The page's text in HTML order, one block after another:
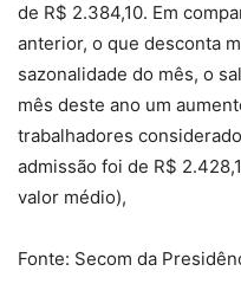
de R$ 2.384,10. Em
anterior, o que desconta
sazonalidade do mês, o
mês deste ano um
trabalhadores
admissão foi de R$
valor médio),
Fonte: Secom da